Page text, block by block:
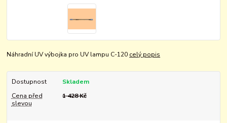
Náhradní UV výbojka pro UV lampu C-120 celý popis
Dostupnost
Skladem
Cena před
slevou
1 428 Kč